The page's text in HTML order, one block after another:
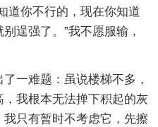
道你不行的，现在你知道
逞强了。”我不愿服输，
一难题：虽说楼梯不多，
我根本无法掸下积起的灰
只有暂时不考虑它，先擦